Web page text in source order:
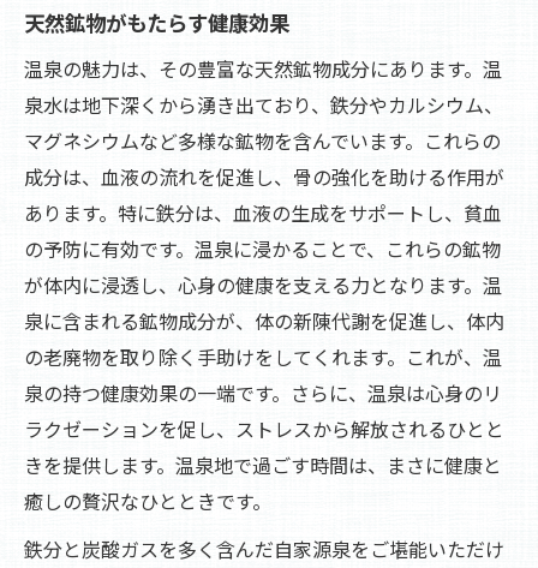
天然鉱物がもたらす健康効果
温泉の魅力は、その豊富な天然鉱物成分にあります。温
泉水は地下深くから湧き出ており、鉄分やカルシウム、
マグネシウムなど多様な鉱物を含んでいます。これらの
成分は、血液の流れを促進し、骨の強化を助ける作用が
あります。特に鉄分は、血液の生成をサポートし、貧血
の予防に有効です。温泉に浸かることで、これらの鉱物
が体内に浸透し、心身の健康を支える力となります。温
泉に含まれる鉱物成分が、体の新陳代謝を促進し、体内
の老廃物を取り除く手助けをしてくれます。これが、温
泉の持つ健康効果の一端です。さらに、温泉は心身のリ
ラクゼーションを促し、ストレスから解放されるひとと
きを提供します。温泉地で過ごす時間は、まさに健康と
癒しの贅沢なひとときです。
鉄分と炭酸ガスを多く含んだ自家源泉をご堪能いただけ